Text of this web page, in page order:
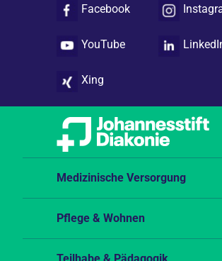
Facebook
YouTube
Xing
Medizinische Versorgung
Pflege & Wohnen